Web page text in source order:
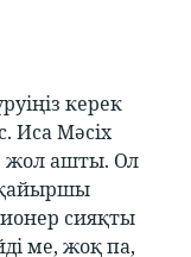
керек
Иса Мәсіх
жол ашты. Ол
қайыршы
сияқты
ме, жоқ па,